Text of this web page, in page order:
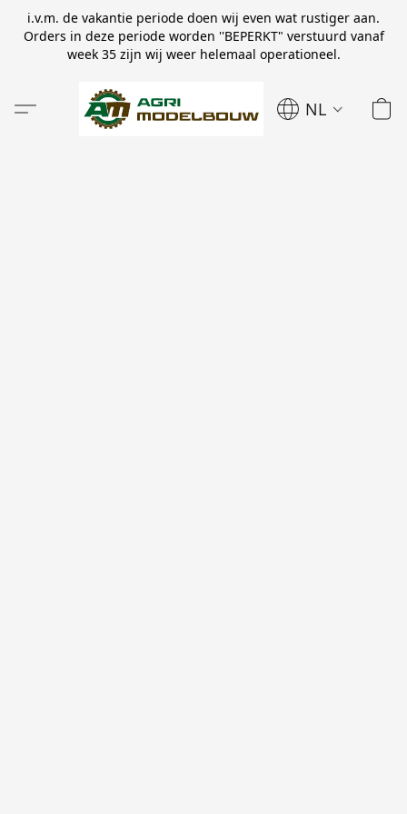
i.v.m. de vakantie periode doen wij even wat rustiger aan.
Orders in deze periode worden ''BEPERKT" verstuurd vanaf
week 35 zijn wij weer helemaal operationeel.
NL